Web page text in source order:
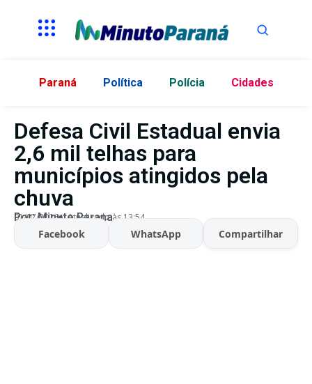
Paraná Política Polícia Cidades
Defesa Civil Estadual envia
2,6 mil telhas para
municípios atingidos pela
chuva
Por:Minuto Parana
01/07/2026 Atualizado às 13:54
Facebook WhatsApp Compartilhar